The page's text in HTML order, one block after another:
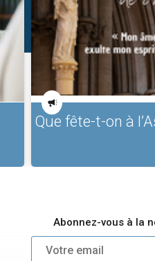
Que fête-t-on à
Abonnez-vous à la